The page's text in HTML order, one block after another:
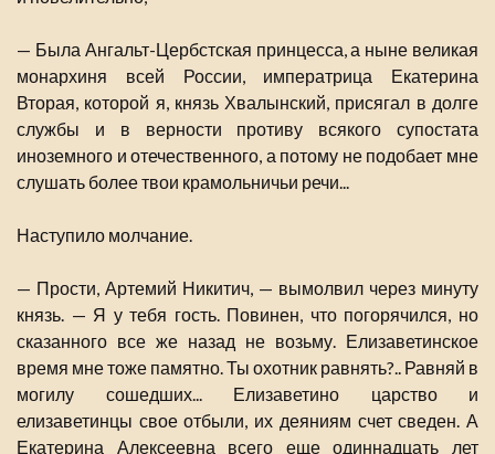
— Была Ангальт-Цербстская принцесса, а ныне великая
монархиня всей России, императрица Екатерина
Вторая, которой я, князь Хвалынский, присягал в долге
службы и в верности противу всякого супостата
иноземного и отечественного, а потому не подобает мне
слушать более твои крамольничьи речи...
Наступило молчание.
— Прости, Артемий Никитич, — вымолвил через минуту
князь. — Я у тебя гость. Повинен, что погорячился, но
сказанного все же назад не возьму. Елизаветинское
время мне тоже памятно. Ты охотник равнять?.. Равняй в
могилу сошедших... Елизаветино царство и
елизаветинцы свое отбыли, их деяниям счет сведен. А
Екатерина Алексеевна всего еще одиннадцать лет